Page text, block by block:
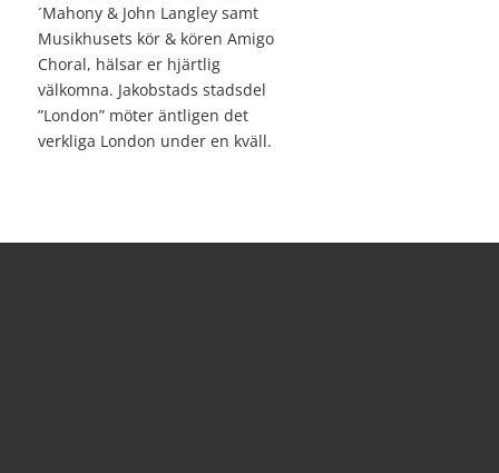
´Mahony & John Langley samt
Musikhusets kör & kören Amigo
Choral, hälsar er hjärtlig
välkomna. Jakobstads stadsdel
”London” möter äntligen det
verkliga London under en kväll.